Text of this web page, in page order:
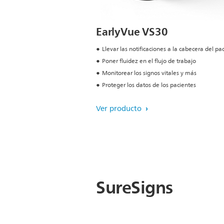
EarlyVue VS30
Llevar las notificaciones a la cabecera del
Poner fluidez en el flujo de trabajo
Monitorear los signos vitales y más
Proteger los datos de los pacientes
Ver producto
SureSigns